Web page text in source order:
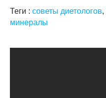
Теги : советы диетологов,
минералы